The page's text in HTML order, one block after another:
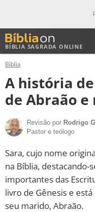
BÍBLIA SAGRADA ONLINE
ANTIGO TESTAMENTO
NOVO TESTAMENTO
VERSÍCULOS
PALAVRA DO DIA
SALMO DO DIA
Bíblia
A história
de Abraão e
Revisão por Rodrigo
Pastor e teólogo
Sara, cujo nome
na Bíblia,
importantes das
livro de Gênesis e
seu marido, Abraão.